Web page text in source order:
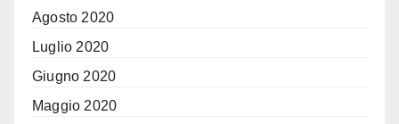
Agosto 2020
Luglio 2020
Giugno 2020
Maggio 2020